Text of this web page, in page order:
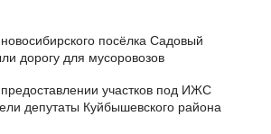
посёлка Садовый
дорогу для мусоровозов
участков под ИЖС
депутаты Куйбышевского района